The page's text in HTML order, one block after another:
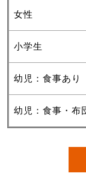
女性
小学生
幼児：食事あり
幼児：食事・布